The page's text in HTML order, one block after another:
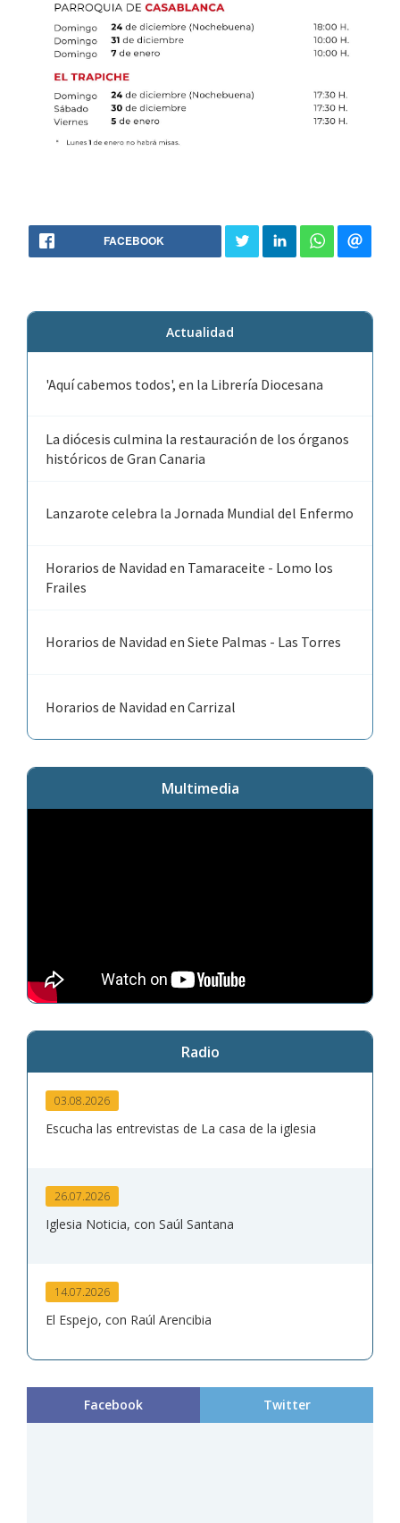
FACEBOOK
Actualidad
'Aquí cabemos todos', en la Librería Diocesana
La diócesis culmina la restauración de los órganos
históricos de Gran Canaria
Lanzarote celebra la Jornada Mundial del Enfermo
Horarios de Navidad en Tamaraceite - Lomo los
Frailes
Horarios de Navidad en Siete Palmas - Las Torres
Horarios de Navidad en Carrizal
Multimedia
Radio
03.08.2026
Escucha las entrevistas de La casa de la iglesia
26.07.2026
Iglesia Noticia, con Saúl Santana
14.07.2026
El Espejo, con Raúl Arencibia
Facebook Twitter